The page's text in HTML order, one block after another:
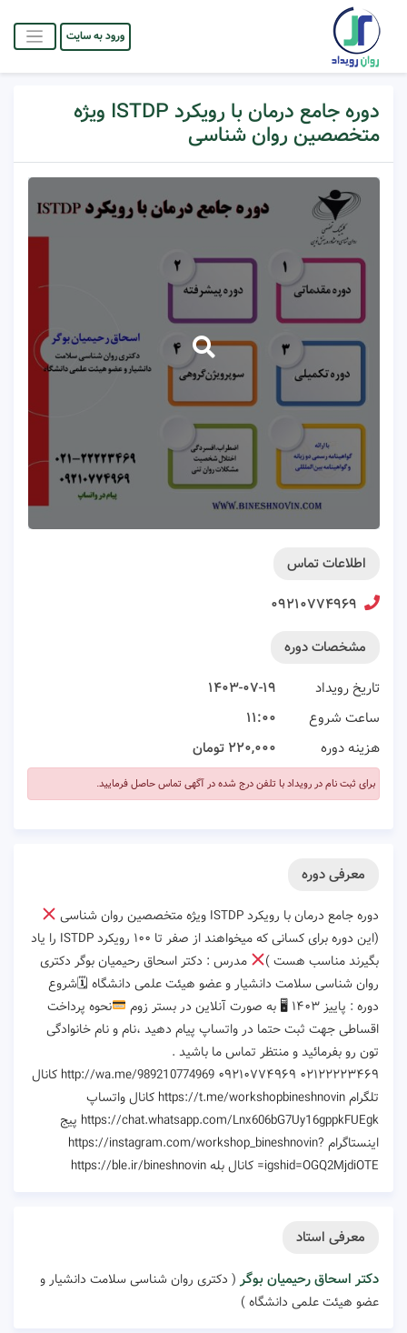
ورود به سایت
دوره جامع درمان با رویکرد ISTDP ویژه
متخصصین روان شناسی
اطلاعات تماس
۰۹۲۱۰۷۷۴۹۶۹
مشخصات دوره
تاریخ رویداد
۱۴۰۳-۰۷-۱۹
ساعت شروع
۱۱:۰۰
هزینه دوره
۲۲۰,۰۰۰ تومان
برای ثبت نام در رویداد با تلفن درج شده در آگهی تماس حاصل فرمایید.
معرفی دوره
دوره جامع درمان با رویکرد ISTDP ویژه متخصصین روان شناسی
(این دوره برای کسانی که میخواهند از صفر تا ۱۰۰ رویکرد ISTDP را یاد
بگیرند مناسب هست )
مدرس : دکتر اسحاق رحیمیان بوگر دکتری
روان شناسی سلامت دانشیار و عضو هیئت علمی دانشگاه 🗓شروع
دوره : پاییز ۱۴۰۳ 🖥 به صورت آنلاین در بستر زوم
نحوه پرداخت
اقساطی جهت ثبت حتما در واتساپ پیام دهید ،نام و نام خانوادگی
تون رو بفرمائید و منتظر تماس ما باشید .
http://wa.me/989210774969 ۰۹۲۱۰۷۷۴۹۶۹ ۰۲۱۲۲۲۲۳۴۶۹ کانال
تلگرام https://t.me/workshopbineshnovin کانال واتساپ
https://chat.whatsapp.com/Lnx606bG7Uy16gppkFUEgk پیج
اینستاگرام https://instagram.com/workshop_bineshnovin?
igshid=OGQ2MjdiOTE= کانال بله https://ble.ir/bineshnovin
معرفی استاد
دکتر اسحاق رحیمیان بوگر ( دکتری روان شناسی سلامت دانشیار و
عضو هیئت علمی دانشگاه )